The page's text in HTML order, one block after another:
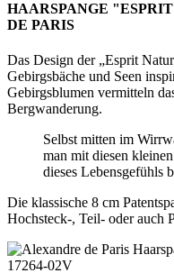
HAARSPANGE
DE PARIS
Das Design der „Esprit
Gebirgsbäche und Seen
Gebirgsblumen vermitteln
Bergwanderung.
Selbst mitten im
man mit diesen
dieses Lebensgefühls
Die klassische 8 cm
Hochsteck-, Teil- oder auch